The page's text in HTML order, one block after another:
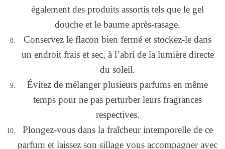
également des produits assortis tels que le gel
douche et le baume après-rasage.
Conservez le flacon bien fermé et stockez-le dans
un endroit frais et sec, à l’abri de la lumière directe
du soleil.
Évitez de mélanger plusieurs parfums en même
temps pour ne pas perturber leurs fragrances
respectives.
Plongez-vous dans la fraîcheur intemporelle de ce
parfum et laissez son sillage vous accompagner avec